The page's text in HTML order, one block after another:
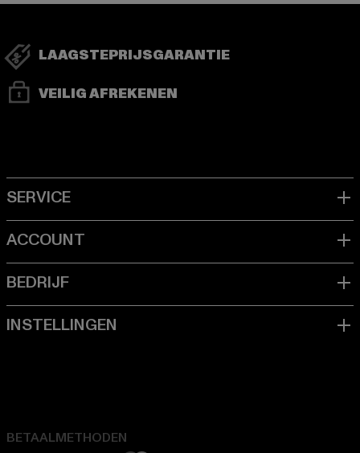
LAAGSTEPRIJSGARANTIE
VEILIG AFREKENEN
BETAALMETHODEN